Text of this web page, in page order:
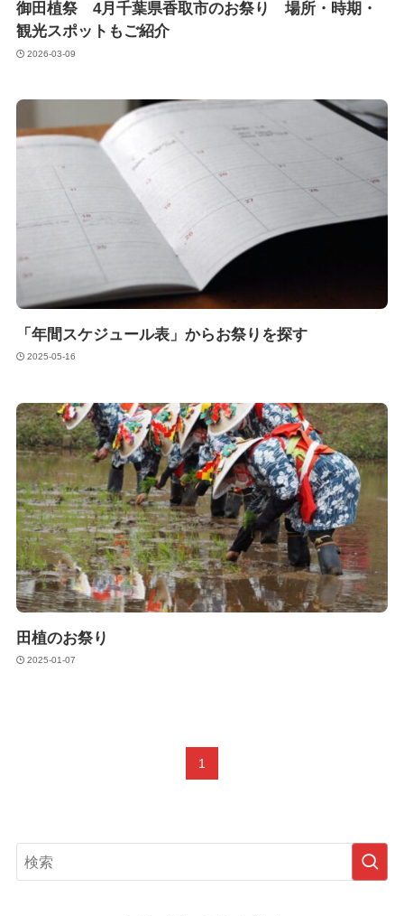
御田植祭 4月千葉県香取市のお祭り 場所・時期・
観光スポットもご紹介
2026-03-09
「年間スケジュール表」からお祭りを探す
2025-05-16
田植のお祭り
2025-01-07
1